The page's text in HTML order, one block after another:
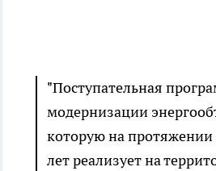
"Поступательная
модернизации
которую на протяжении
лет реализует на